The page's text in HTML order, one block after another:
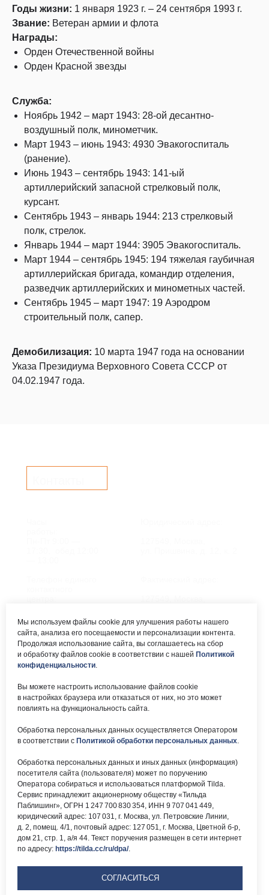
Годы жизни: 1 января 1923 г. – 24 сентября 1993 г.
Звание: Ветеран армии и флота
Награды:
Орден Отечественной войны
Орден Красной звезды
Служба:
Ноябрь 1942 – март 1943: 28-ой десантно-
воздушный полк, минометчик.
Март 1943 – июнь 1943: 4930 Эвакогоспиталь
(ранение).
Июнь 1943 – сентябрь 1943: 141-ый
артиллерийский запасной стрелковый полк,
курсант.
Сентябрь 1943 – январь 1944: 213 стрелковый
полк, стрелок.
Январь 1944 – март 1944: 3905 Эвакогоспиталь.
Март 1944 – сентябрь 1945: 194 тяжелая гаубичная
артиллерийская бригада, командир отделения,
разведчик артиллерийских и минометных частей.
Сентябрь 1945 – март 1947: 19 Аэродром
строительный полк, сапер.
Демобилизация: 10 марта 1947 года на основании
Указа Президиума Верховного Совета СССР от
04.02.1947 года.
okc-
svao@svao.mos.ru
Почта:
Об учреждении:
О ГБУ «ОКЦ СВАО»
Электронный каталог:
Результаты НОК
Электронные ресурсы:
Национальная
Каталог Библиотек
электронная детская
библиотека
Версия для
слабовидящих
Мы используем файлы cookie для улучшения работы нашего
сайта, анализа его посещаемости и персонализации контента.
Продолжая использование сайта, вы соглашаетесь на сбор
и обработку файлов cookie в соответствии с нашей Политикой
конфиденциальности.
Вы можете настроить использование файлов cookie
в настройках браузера или отказаться от них, но это может
повлиять на функциональность сайта.
Обработка персональных данных осуществляется Оператором
в соответствии с Политикой обработки персональных данных.
Обработка персональных данных и иных данных (информация)
посетителя сайта (пользователя) может по поручению
Оператора собираться и использоваться платформой Tilda.
Сервис принадлежит акционерному обществу «Тильда
Паблишинг», ОГРН 1 247 700 830 354, ИНН 9 707 041 449,
юридический адрес: 107 031, г. Москва, ул. Петровские Линии,
д. 2, помещ. 4/1, почтовый адрес: 127 051, г. Москва, Цветной б-р,
дом 21, стр. 1, а/я 44. Текст поручения размещен в сети интернет
по адресу: https://tilda.cc/ru/dpa/.
СОГЛАСИТЬСЯ